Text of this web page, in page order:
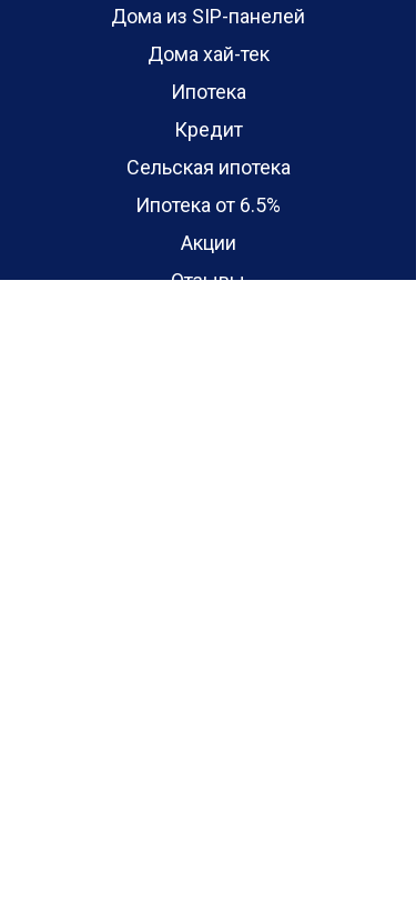
Дома из SIP-панелей
Дома хай-тек
Ипотека
Кредит
Сельская ипотека
Ипотека от 6.5%
Акции
Отзывы